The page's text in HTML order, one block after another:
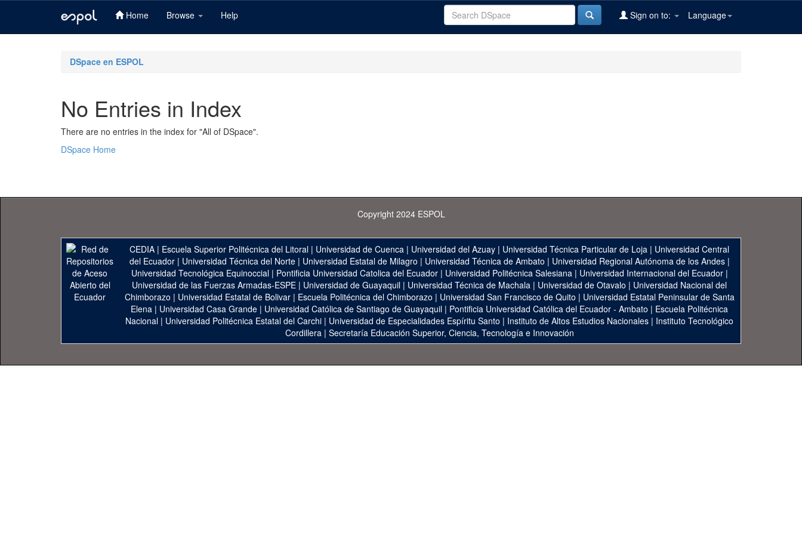
Home Browse Help Language
Sign on to:
DSpace en ESPOL
No Entries in Index
There are no entries in the index for "All of DSpace".
DSpace Home
Copyright 2024 ESPOL
CEDIA | Escuela Superior Politécnica del Litoral | Universidad de Cuenca | Universidad del Azuay | Universidad Técnica Particular de Loja | Universidad Central
del Ecuador| Universidad Técnica del Norte| Universidad Estatal de Milagro | Universidad Técnica de Ambato | Universidad Regional Autónoma de los Andes|
Universidad Tecnológica Equinoccial| Pontificia Universidad Catolica del Ecuador| Universidad Politécnica Salesiana| Universidad Internacional del Ecuador|
Universidad de las Fuerzas Armadas-ESPE | Universidad de Guayaquil | Universidad Técnica de Machala | Universidad de Otavalo | Universidad Nacional del
Chimborazo | Universidad Estatal de Bolivar| Escuela Politécnica del Chimborazo | Universidad San Francisco de Quito | Universidad Estatal Peninsular de Santa
Elena | Universidad Casa Grande | Universidad Católica de Santiago de Guayaquil | Pontificia Universidad Católica del Ecuador - Ambato | Escuela Politécnica
Nacional | Universidad Politécnica Estatal del Carchi | Universidad de Especialidades Espíritu Santo | Instituto de Altos Estudios Nacionales | Instituto Tecnológico
Cordillera| Secretaría Educación Superior, Ciencia, Tecnología e Innovación